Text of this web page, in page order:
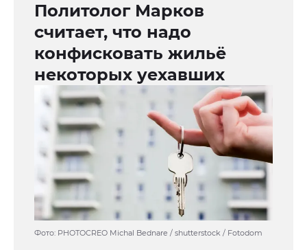
Политолог Марков
считает, что надо
конфисковать жильё
некоторых уехавших
Фото: PHOTOCREO Michal Bednare / shutterstock / Fotodom